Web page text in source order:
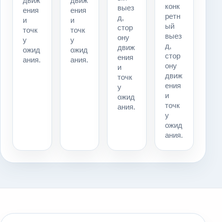
ения
и
точк
у
ожид
ания.
ения
и
точк
у
ожид
ания.
выез
д,
стор
ону
движ
ения
и
точк
у
ожид
ания.
конк
ретн
ый
выез
д,
стор
ону
движ
ения
и
точк
у
ожид
ания.